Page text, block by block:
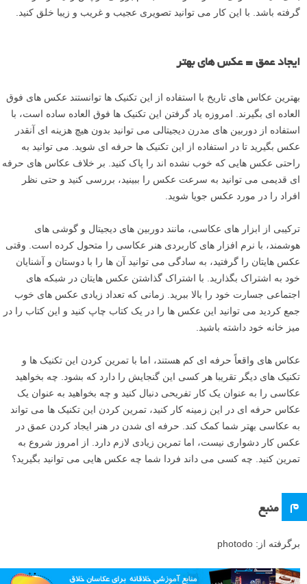
گرفته باشد. با این کار می توانید تصویری عجیب و غریب و زیبا خلق کنید.
ایجاد عمق = عکس های بهتر
بهترین عکاس های تاریخ با استفاده از این تکنیک ها توانستند عکس های فوق
العاده ای بگیرند. امروزه یاد گرفتن این تکنیک ها فوق العاده ساده است، با
استفاده از دوربین های مدرن دیجیتالی می توانید بدون هیچ هزینه ای آنقدر
عکس بگیرید تا در استفاده از این تکنیک ها حرفه ای شوید. می توانید به
راحتی عکس هایی که خوب نشده اند را پاک کنید. بر خلاف عکاس های حرفه
ای قدیمی می توانید به سرعت عکس را ببینید، بررسی کنید و حتی نظر
افراد را در مورد عکس جویا شوید.
ترکیبی از ابزار های عکاسی، مانند دوربین های دیجیتال و گوشی های
هوشمند، با نرم افزار های کاربردی هنر عکاسی را متحول کرده است. وقتی
عکس هایتان را گرفتید، به سادگی می توانید آن ها را با دوستان و آشنایان
خود به اشتراک بگذارید. با اشتراک گذاشتن عکس هایتان در شبکه های
اجتماعی جسارت خود را بالا ببرید. زمانی که تعداد زیادی عکس های خوب
جمع کردید می توانید این عکس ها را در یک کتاب چاپ کنید و این کتاب را در
میز خانه خود داشته باشید.
عکاس های واقعاً حرفه ای کم هستند، اما با تمرین کردن این تکنیک ها و
تکنیک های دیگر تقریبا هر کسی این گنجایش را دارد که بشود. چه بخواهید
عکاسی را به عنوان یک کار تفریحی دنبال کنید و چه بخواهید به عنوان یک
عکاس حرفه ای در این زمینه کار کنید، تمرین کردن این تکنیک ها می تواند
به عکاسی بهتر شما کمک کند. حرفه ای شدن در هنر ایجاد کردن عمق در
عکس کار دشواری نیست، اما تمرین زیادی لازم دارد. از امروز شروع به
تمرین کنید. چه کسی می داند فردا شما چه عکس هایی می توانید بگیرید؟
م منبع
برگرفته از: photodo